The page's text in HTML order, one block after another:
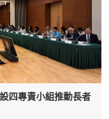
四專責小組推動長者